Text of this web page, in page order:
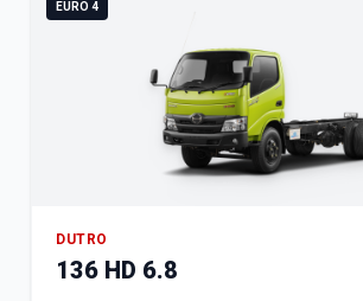
EURO 4
DUTRO
136 HD 6.8